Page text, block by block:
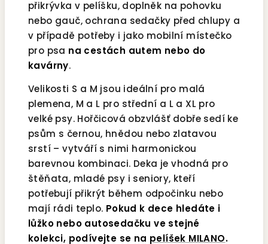
přikrývka v pelíšku, doplněk na pohovku
nebo gauč, ochrana sedačky před chlupy a
v případě potřeby i jako mobilní místečko
pro psa na cestách autem nebo do
kavárny.
Velikosti S a M jsou ideální pro malá
plemena, M a L pro střední a L a XL pro
velké psy. Hořčicová obzvlášť dobře sedí ke
psům s černou, hnědou nebo zlatavou
srstí – vytváří s nimi harmonickou
barevnou kombinaci. Deka je vhodná pro
štěňata, mladé psy i seniory, kteří
potřebují přikrýt během odpočinku nebo
mají rádi teplo. Pokud k dece hledáte i
lůžko nebo autosedačku ve stejné
kolekci, podívejte se na pelíšek MILANO.